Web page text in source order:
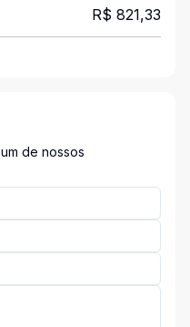
R$ 821,33
de nossos